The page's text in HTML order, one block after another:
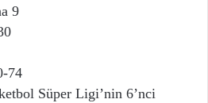
9
74
Süper Ligi’nin 6’nci